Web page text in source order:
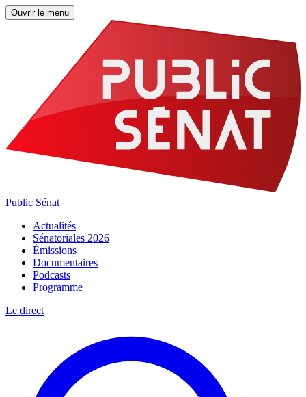
Ouvrir le menu
Public Sénat
Actualités
Sénatoriales 2026
Émissions
Documentaires
Podcasts
Programme
Le direct